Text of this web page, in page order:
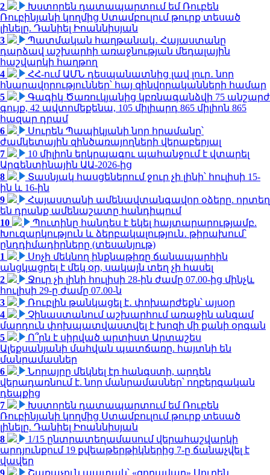
2
Խստորեն դատապարտում եմ Ռուբեն
Ռուբինյանի կողմից Ստամբուլում թուրք տեսած
լինելը. Դանիել Իոաննիսյան
3
Պատմական հաղթանակ․ Հայաստանը
դարձավ աշխարհի առաջնության մեդալային
հաշվարկի հաղթող
4
ՀՀ-ում ԱՄՆ դեսպանատնից լավ լուր․ նոր
հնարավորություններ՝ հայ զինվորականների համար
5
Գագիկ Ծառուկյանից կբռնագանձվի 75 անշարժ
գույք, 42 ավտոմեքենա, 105 միլիարդ 865 միլիոն 865
հազար դրամ
6
Սուրեն Պապիկյանի նոր հրամանը՝
ժամկետային զինծառայողների վերաբերյալ
7
10 միլիոն երկրպագու պահանջում է վտարել
Արգենտինային ԱԱ-2026-ից
8
Տասնյակ հասցեներում ջուր չի լինի՝ հուլիսի 15-
ին և 16-ին
9
Հայաստանի ամենավտանգավոր օձերը. որտեղ
են դրանք ամենաշատը հանդիպում
10
Պուտինը հանդես է եկել հայտարարությամբ.
Խուզարկություն և ձերբակալություն․ թիրախում՝
ընդդիմադիրները (տեսանյութ)
1
Սոչի մեկնող ինքնաթիռը ճանապարհին
անցկացրել է մեկ օր, սակայն տեղ չի հասել
2
Ջուր չի լինի հուլիսի 28-ին ժամը 07.00-ից մինչև
հուլիսի 29-ը ժամը 07.00-ն
3
Ռուբլին թանկացել է․ փոխարժեքն՝ այսօր
4
Չինաստանում աշխարհում առաջին անգամ
մարդուն փոխպատվաստվել է խոզի մի քանի օրգան
5
Ո՞րն է սիրված արտիստ Արտաշես
Ալեքսանյանի մահվան պատճառը. հայտնի են
մանրամասներ
6
Նորայրը մեկնել էր հանգստի, արդեն
վերադառնում է. նոր մանրամասներ՝ ողբերգական
դեպքից
7
Խստորեն դատապարտում եմ Ռուբեն
Ռուբինյանի կողմից Ստամբուլում թուրք տեսած
լինելը. Դանիել Իոաննիսյան
8
1/15 ընտրատեղամասում վերահաշվարկի
արդյունքում 19 քվեաթերթիկներից 7-ը ճանաչվել է
վավեր
9
Շառաչուն ապտակ՝ «զորավար» Սուրեն